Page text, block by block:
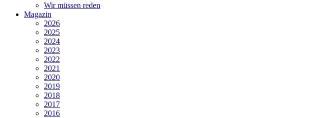
Wir müssen reden
Magazin
2026
2025
2024
2023
2022
2021
2020
2019
2018
2017
2016